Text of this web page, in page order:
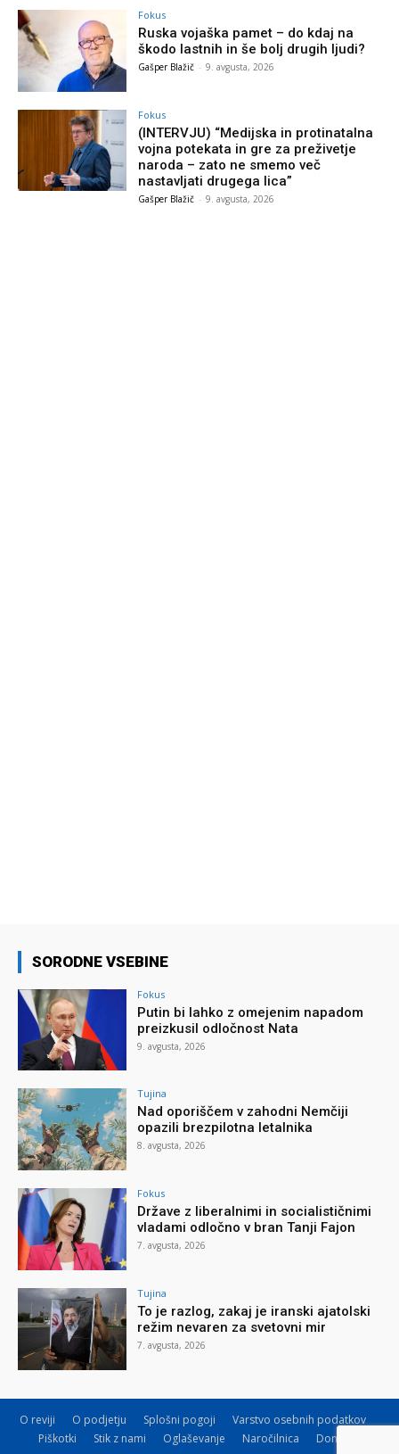
Fokus
Ruska vojaška pamet – do kdaj na
škodo lastnih in še bolj drugih ljudi?
Gašper Blažič - 9. avgusta, 2026
Fokus
(INTERVJU) “Medijska in protinatalna
vojna potekata in gre za preživetje
naroda – zato ne smemo več
nastavljati drugega lica”
Gašper Blažič - 9. avgusta, 2026
SORODNE VSEBINE
Fokus
Putin bi lahko z omejenim napadom
preizkusil odločnost Nata
9. avgusta, 2026
Tujina
Nad oporiščem v zahodni Nemčiji
opazili brezpilotna letalnika
8. avgusta, 2026
Fokus
Države z liberalnimi in socialističnimi
vladami odločno v bran Tanji Fajon
7. avgusta, 2026
Tujina
To je razlog, zakaj je iranski ajatolski
režim nevaren za svetovni mir
7. avgusta, 2026
O reviji O podjetju Splošni pogoji
Varstvo osebnih podatkov
Piškotki
Stik z nami Oglaševanje Naročilnica Donacije